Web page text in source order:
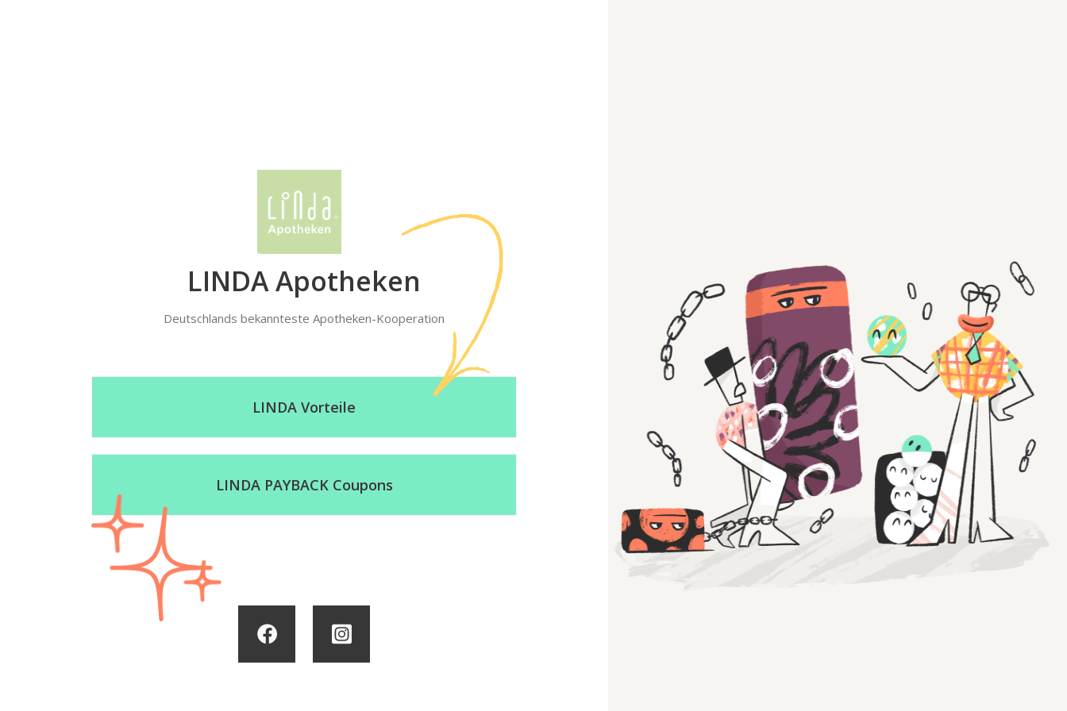
LINDA Apotheken
Deutschlands bekannteste Apotheken-Kooperation
LINDA Vorteile
LINDA PAYBACK Coupons